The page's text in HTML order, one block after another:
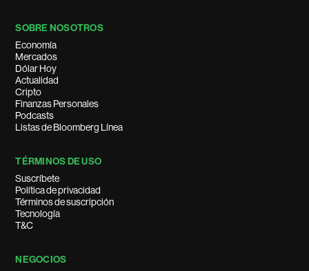
SOBRE NOSOTROS
Economía
Mercados
Dólar Hoy
Actualidad
Cripto
Finanzas Personales
Podcasts
Listas de Bloomberg Línea
TÉRMINOS DE USO
Suscríbete
Política de privacidad
Términos de suscripción
Tecnología
T&C
NEGOCIOS